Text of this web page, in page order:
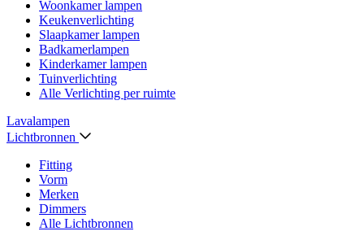
Woonkamer lampen
Keukenverlichting
Slaapkamer lampen
Badkamerlampen
Kinderkamer lampen
Tuinverlichting
Alle Verlichting per ruimte
Lavalampen
Lichtbronnen
Fitting
Vorm
Merken
Dimmers
Alle Lichtbronnen